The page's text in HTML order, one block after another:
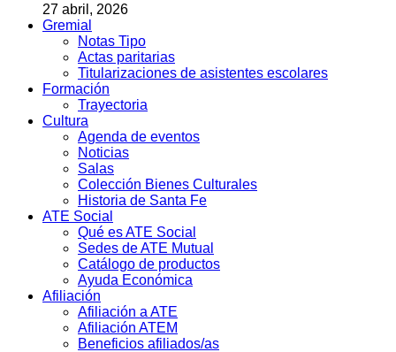
27 abril, 2026
Gremial
Notas Tipo
Actas paritarias
Titularizaciones de asistentes escolares
Formación
Trayectoria
Cultura
Agenda de eventos
Noticias
Salas
Colección Bienes Culturales
Historia de Santa Fe
ATE Social
Qué es ATE Social
Sedes de ATE Mutual
Catálogo de productos
Ayuda Económica
Afiliación
Afiliación a ATE
Afiliación ATEM
Beneficios afiliados/as